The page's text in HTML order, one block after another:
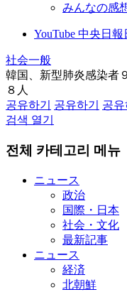
みんなの感
YouTube 中央日報
社会一般
韓国、新型肺炎感染者
８人
공유하기
공유하기
공유
검색 열기
전체 카테고리 메뉴
ニュース
政治
国際・日本
社会・文化
最新記事
ニュース
経済
北朝鮮